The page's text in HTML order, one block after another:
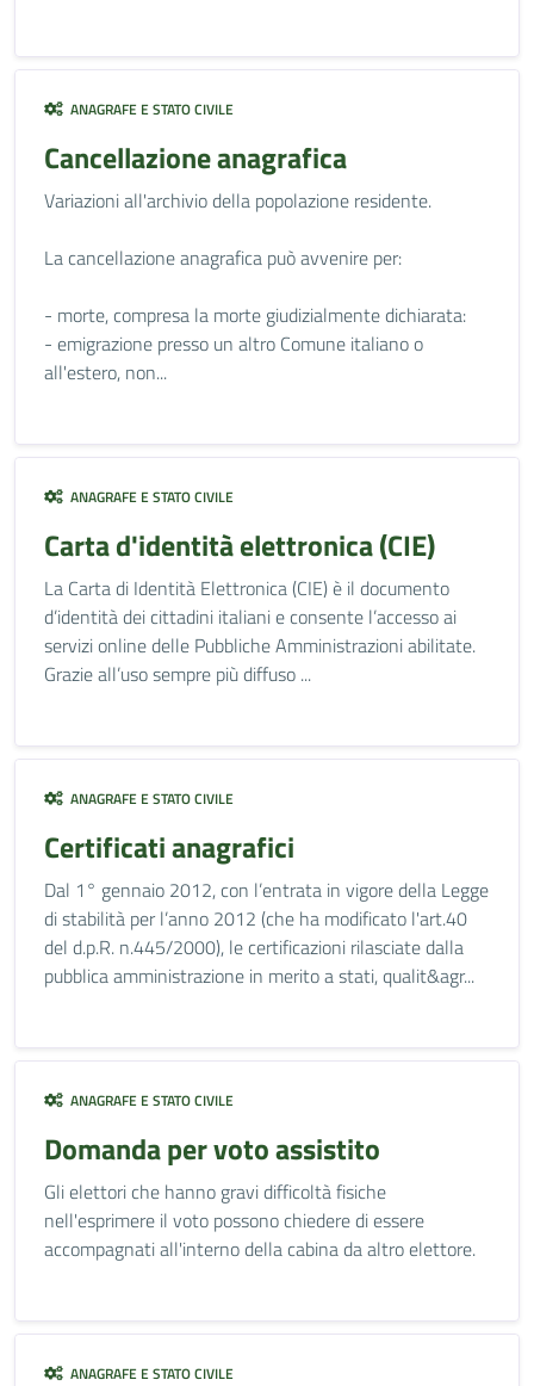
ANAGRAFE E STATO CIVILE
Cancellazione anagrafica
Variazioni all'archivio della popolazione residente.
La cancellazione anagrafica può avvenire per:
- morte, compresa la morte giudizialmente dichiarata:
- emigrazione presso un altro Comune italiano o
all'estero, non...
ANAGRAFE E STATO CIVILE
Carta d'identità elettronica (CIE)
La Carta di Identità Elettronica (CIE) è il documento
d’identità dei cittadini italiani e consente l’accesso ai
servizi online delle Pubbliche Amministrazioni abilitate.
Grazie all’uso sempre più diffuso ...
ANAGRAFE E STATO CIVILE
Certificati anagrafici
Dal 1° gennaio 2012, con l’entrata in vigore della Legge
di stabilità per l’anno 2012 (che ha modificato l'art.40
del d.p.R. n.445/2000), le certificazioni rilasciate dalla
pubblica amministrazione in merito a stati, qualit&agr...
ANAGRAFE E STATO CIVILE
Domanda per voto assistito
Gli elettori che hanno gravi difficoltà fisiche
nell'esprimere il voto possono chiedere di essere
accompagnati all'interno della cabina da altro elettore.
ANAGRAFE E STATO CIVILE